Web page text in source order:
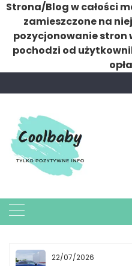
Strona/Blog w całości
zamieszczone na
pozycjonowanie stron
pochodzi od
to
22/07/2026